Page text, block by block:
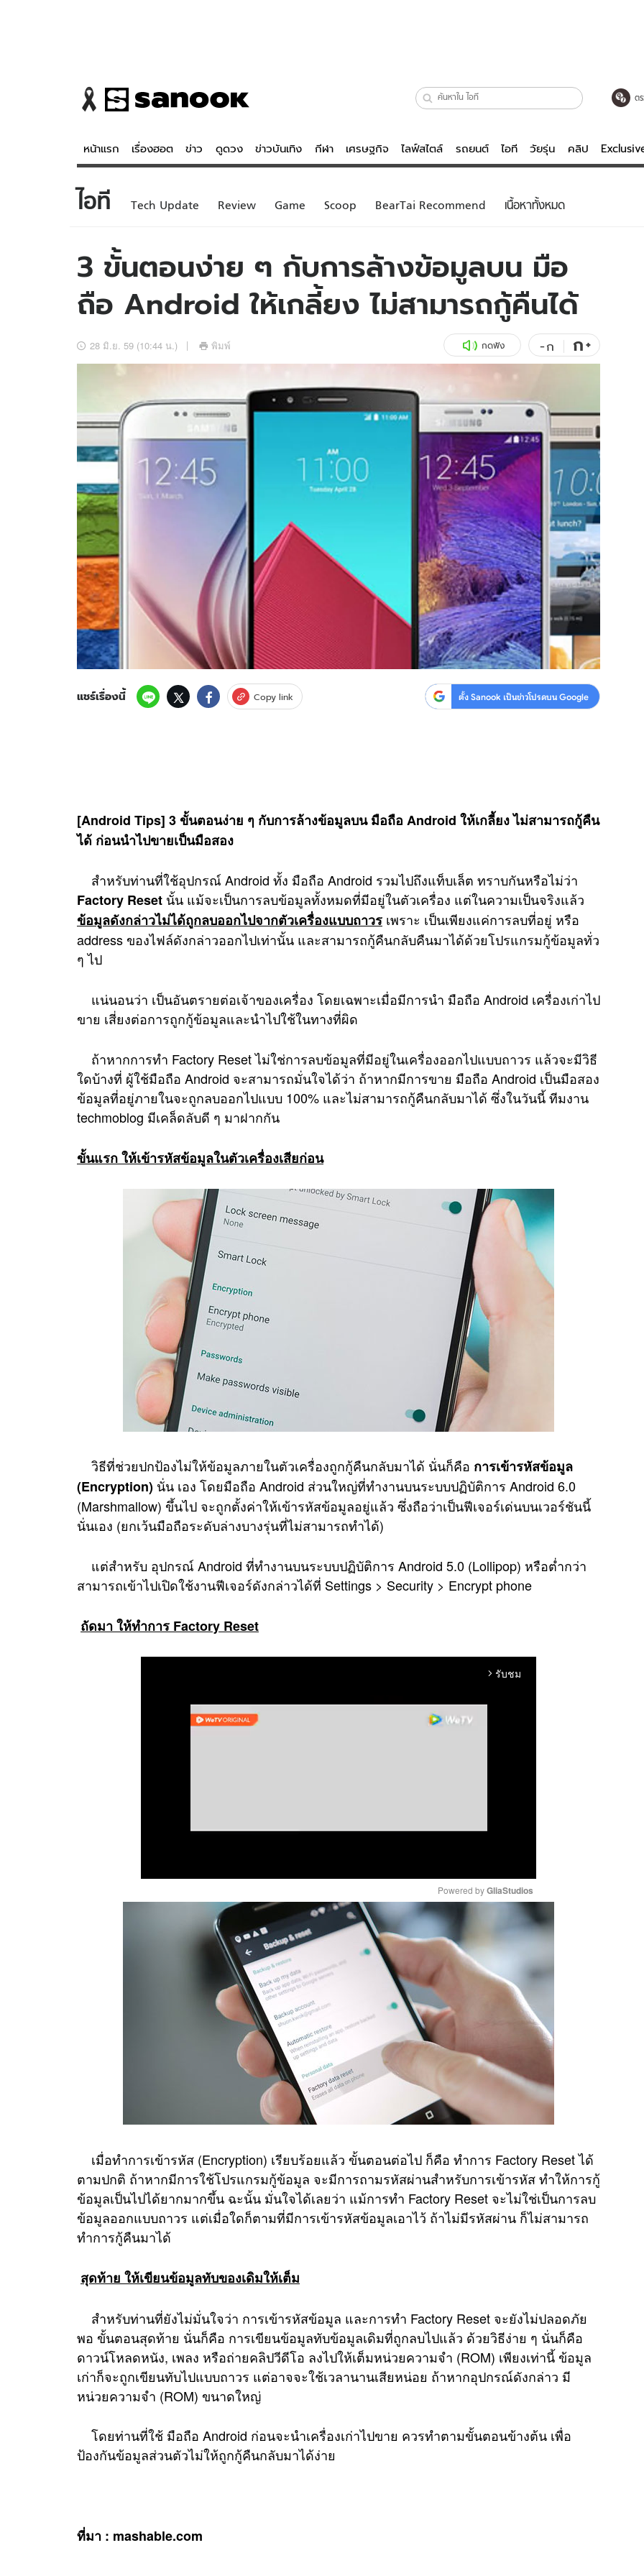
ต
หน้าแรก เรื่องฮอต ข่าว ดูดวง ข่าวบันเทิง กีฬา เศรษฐกิจ ไลฟ์สไตล์ รถยนต์ ไอที วัยรุ่น คลิป
ข่าว
ข่าว
ข่าวบันเทิง
ข่าวกีฬา
ข่าวเศรษฐกิจ
อัปเดตจีน
เช็กข่าวชัวร์
ดูดวง - ตรวจหวย
สถิติหวยไทย
หวยลาว
ไลฟ์สไตล์
วัยรุ่น
ไอที
รถยนต์
สุขภาพ
เที่ยว-กิน
Sanook Choice
ดูทีวี
WeTV
นิยาย
ดาวน์โหลดสนุกแอปฟรี ติดตามสนุกโซเชียลได้ที่
สงวนลิขสิทธิ์ © บริษัท อิมเมจ ฟิวเจอร์ (ประเทศไทย) จำกัด
ไอที Tech Update Review Game Scoop BearTai Recommend เนื้อหาทั้งหมด
3 ขั้นตอนง่าย ๆ กับการล้างข้อมูลบน มือ
ถือ Android ให้เกลี้ยง ไม่สามารถกู้คืนได้
28 มิ.ย. 59 (10:44 น.) พิมพ์ กดฟัง -ก ก+
แชร์เรื่องนี้ Copy link ตั้ง Sanook เป็นข่าวโปรดบน Google
[Android Tips] 3 ขั้นตอนง่าย ๆ กับการล้างข้อมูลบน มือถือ Android ให้เกลี้ยง ไม่สามารถกู้คืน
ได้ ก่อนนำไปขายเป็นมือสอง
สำหรับท่านที่ใช้อุปกรณ์ Android ทั้ง มือถือ Android รวมไปถึงแท็บเล็ต ทราบกันหรือไม่ว่า
Factory Reset นั้น แม้จะเป็นการลบข้อมูลทั้งหมดที่มีอยู่ในตัวเครื่อง แต่ในความเป็นจริงแล้ว
ข้อมูลดังกล่าวไม่ได้ถูกลบออกไปจากตัวเครื่องแบบถาวร เพราะ เป็นเพียงแค่การลบที่อยู่ หรือ
address ของไฟล์ดังกล่าวออกไปเท่านั้น และสามารถกู้คืนกลับคืนมาได้ด้วยโปรแกรมกู้ข้อมูลทั่ว
ๆ ไป
แน่นอนว่า เป็นอันตรายต่อเจ้าของเครื่อง โดยเฉพาะเมื่อมีการนำ มือถือ Android เครื่องเก่าไป
ขาย เสี่ยงต่อการถูกกู้ข้อมูลและนำไปใช้ในทางที่ผิด
ถ้าหากการทำ Factory Reset ไม่ใช่การลบข้อมูลที่มีอยู่ในเครื่องออกไปแบบถาวร แล้วจะมีวิธี
ใดบ้างที่ ผู้ใช้มือถือ Android จะสามารถมั่นใจได้ว่า ถ้าหากมีการขาย มือถือ Android เป็นมือสอง
ข้อมูลที่อยู่ภายในจะถูกลบออกไปแบบ 100% และไม่สามารถกู้คืนกลับมาได้ ซึ่งในวันนี้ ทีมงาน
techmoblog มีเคล็ดลับดี ๆ มาฝากกัน
ขั้นแรก ให้เข้ารหัสข้อมูลในตัวเครื่องเสียก่อน
วิธีที่ช่วยปกป้องไม่ให้ข้อมูลภายในตัวเครื่องถูกกู้คืนกลับมาได้ นั่นก็คือ การเข้ารหัสข้อมูล
(Encryption) นั่น เอง โดยมือถือ Android ส่วนใหญ่ที่ทำงานบนระบบปฏิบัติการ Android 6.0
(Marshmallow) ขึ้นไป จะถูกตั้งค่าให้เข้ารหัสข้อมูลอยู่แล้ว ซึ่งถือว่าเป็นฟีเจอร์เด่นบนเวอร์ชันนี้
นั่นเอง (ยกเว้นมือถือระดับล่างบางรุ่นที่ไม่สามารถทำได้)
แต่สำหรับ อุปกรณ์ Android ที่ทำงานบนระบบปฏิบัติการ Android 5.0 (Lollipop) หรือต่ำกว่า
สามารถเข้าไปเปิดใช้งานฟีเจอร์ดังกล่าวได้ที่ Settings > Security > Encrypt phone
ถัดมา ให้ทำการ Factory Reset
arrow_forward_ios รับชม
M
u
t
Powered by GliaStudios
เมื่อทำการเข้ารหัส (Encryption) เรียบร้อยแล้ว ขั้นตอนต่อไป ก็คือ ทำการ Factory Reset ได้
ตามปกติ ถ้าหากมีการใช้โปรแกรมกู้ข้อมูล จะมีการถามรหัสผ่านสำหรับการเข้ารหัส ทำให้การกู้
ข้อมูลเป็นไปได้ยากมากขึ้น ฉะนั้น มั่นใจได้เลยว่า แม้การทำ Factory Reset จะไม่ใช่เป็นการลบ
ข้อมูลออกแบบถาวร แต่เมื่อใดก็ตามที่มีการเข้ารหัสข้อมูลเอาไว้ ถ้าไม่มีรหัสผ่าน ก็ไม่สามารถ
ทำการกู้คืนมาได้
สุดท้าย ให้เขียนข้อมูลทับของเดิมให้เต็ม
สำหรับท่านที่ยังไม่มั่นใจว่า การเข้ารหัสข้อมูล และการทำ Factory Reset จะยังไม่ปลอดภัย
พอ ขั้นตอนสุดท้าย นั่นก็คือ การเขียนข้อมูลทับข้อมูลเดิมที่ถูกลบไปแล้ว ด้วยวิธีง่าย ๆ นั่นก็คือ
ดาวน์โหลดหนัง, เพลง หรือถ่ายคลิปวีดีโอ ลงไปให้เต็มหน่วยความจำ (ROM) เพียงเท่านี้ ข้อมูล
เก่าก็จะถูกเขียนทับไปแบบถาวร แต่อาจจะใช้เวลานานเสียหน่อย ถ้าหากอุปกรณ์ดังกล่าว มี
หน่วยความจำ (ROM) ขนาดใหญ่
โดยท่านที่ใช้ มือถือ Android ก่อนจะนำเครื่องเก่าไปขาย ควรทำตามขั้นตอนข้างต้น เพื่อ
ป้องกันข้อมูลส่วนตัวไม่ให้ถูกกู้คืนกลับมาได้ง่าย
ที่มา : mashable.com